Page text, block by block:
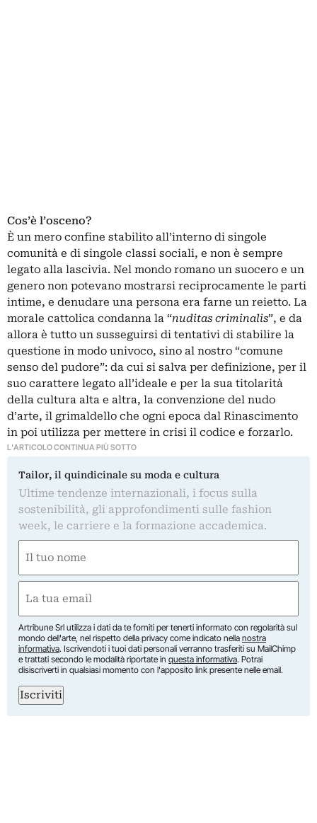
Cos’è l’osceno?
È un mero confine stabilito all’interno di singole
comunità e di singole classi sociali, e non è sempre
legato alla lascivia. Nel mondo romano un suocero e un
genero non potevano mostrarsi reciprocamente le parti
intime, e denudare una persona era farne un reietto. La
morale cattolica condanna la “nuditas criminalis”, e da
allora è tutto un susseguirsi di tentativi di stabilire la
questione in modo univoco, sino al nostro “comune
senso del pudore”: da cui si salva per definizione, per il
suo carattere legato all’ideale e per la sua titolarità
della cultura alta e altra, la convenzione del nudo
d’arte, il grimaldello che ogni epoca dal Rinascimento
in poi utilizza per mettere in crisi il codice e forzarlo.
L'ARTICOLO CONTINUA PIÙ SOTTO
Tailor, il quindicinale su moda e cultura
Ultime tendenze internazionali, i focus sulla
sostenibilità, gli approfondimenti sulle fashion
week, le carriere e la formazione accademica.
(Obbligatorio)
Nome
(Obbligatorio)
Artribune Srl utilizza i dati da te forniti per tenerti informato con regolarità sul
mondo dell'arte, nel rispetto della privacy come indicato nella nostra
informativa. Iscrivendoti i tuoi dati personali verranno trasferiti su MailChimp
e trattati secondo le modalità riportate in questa informativa. Potrai
disiscriverti in qualsiasi momento con l'apposito link presente nelle email.
Iscriviti